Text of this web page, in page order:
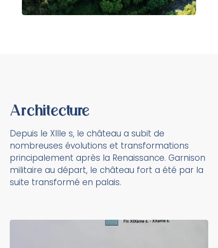
Architecture
Depuis le XIIIe s, le château a subit de
nombreuses évolutions et transformations
principalement après la Renaissance. Garnison
militaire au départ, le château fort a été par la
suite transformé en palais.